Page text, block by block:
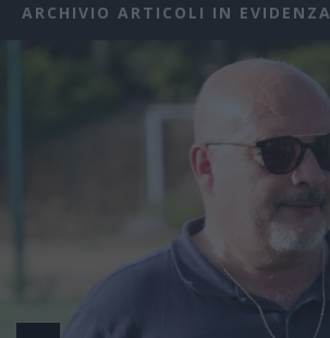
ARCHIVIO ARTICOLI IN EVIDENZA